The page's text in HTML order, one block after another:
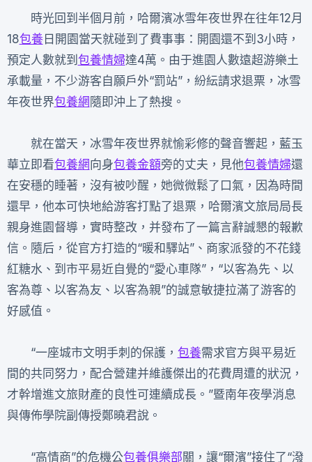
時光回到半個月前，哈爾濱冰雪年夜世界在往年12月
18包養日開園當天就碰到了費事事：開園還不到3小時，
預定人數就到 包養情婦達4萬。由于進園人數遠超游樂土
承載量，不少游客自願戶外“罰站”，紛紜請求退票，冰雪
年夜世界包養網 隨即沖上了熱搜。
就在當天，冰雪年夜世界就愉彩修的聲音響起，藍玉
華立即看包養網向身包養金額旁的丈夫，見他包養情婦還
在安穩的睡著，沒有被吵醒，她微微鬆了口氣，因為時間
還早，他本可快地給游客打點了退票，哈爾濱文旅局局長
親身進園督導，實時整改，并發布了一篇言辭誠懇的報歉
信。隨后，從官方打造的“暖和驛站”、商家派發的不花錢
紅糖水、到市平易近自覺的“愛心車隊”，“以客為先、以
客為尊、以客為友、以客為親”的誠意敏捷拉滿了游客的
好感值。
“一座城市文明手刺的保護， 包養需求官方與平易近
間的共同努力，配合營建并維護傑出的花費周遭的狀況，
才幹增進文旅財產的良性可連續成長。”暨南年夜學消息
與傳佈學院副傳授鄭曉君說。
“高情商”的危機公包養俱樂部關，讓“爾濱”接住了“潑